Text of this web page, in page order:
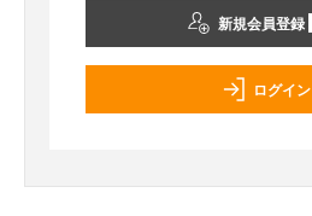
新規会員登録
ログイン